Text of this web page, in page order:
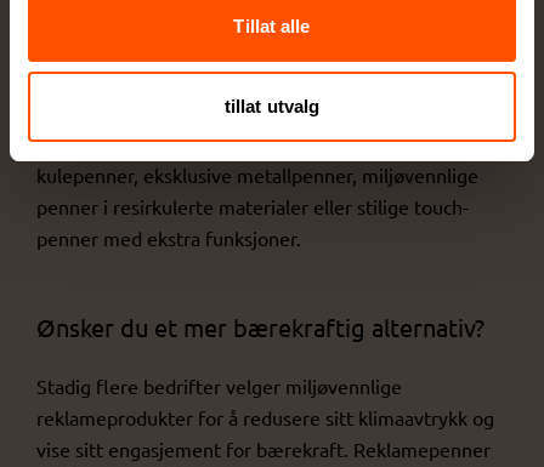
Tillat alle
tillat utvalg
– En penn er en nødvendighet i
hjemme.
Stort utvalg av design– Velg mellom klassiske
kulepenner, eksklusive metallpenner, miljøvennlige
penner i resirkulerte materialer eller stilige touch-
penner med ekstra funksjoner.
Ønsker du et mer bærekraftig alternativ?
Stadig flere bedrifter velger miljøvennlige
reklameprodukter for å redusere sitt klimaavtrykk og
vise sitt engasjement for bærekraft. Reklamepenner